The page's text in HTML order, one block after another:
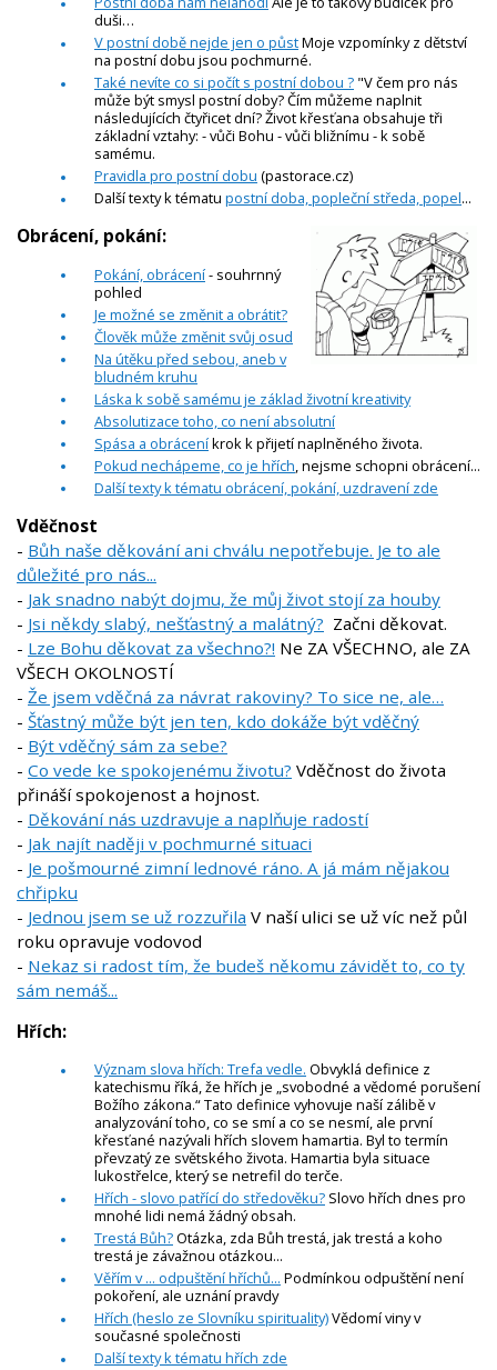
duši…
V postní době nejde jen o půstMoje vzpomínky z dětství
na postní dobu jsou pochmurné.
Také nevíte co si počít s postní dobou ? "V čem pro nás
může být smysl postní doby? Čím můžeme naplnit
následujících čtyřicet dní? Život křesťana obsahuje tři
základní vztahy: - vůči Bohu - vůči bližnímu - k sobě
samému.
Pravidla pro postní dobu (pastorace.cz)
Další texty k tématu postní doba, popleční středa, popel...
Obrácení, pokání:
Pokání, obrácení- souhrnný
pohled
Je možné se změnit a obrátit?
Člověk může změnit svůj osud
Na útěku před sebou, aneb v
bludném kruhu
Láska k sobě samému je základ životní kreativity
Absolutizace toho, co není absolutní
Spása a obráceníkrok k přijetí naplněného života.
Pokud nechápeme, co je hřích, nejsme schopni obrácení...
Další texty k tématu obrácení, pokání, uzdravení zde
Vděčnost
- Bůh naše děkování ani chválu nepotřebuje. Je to ale
důležité pro nás...
- Jak snadno nabýt dojmu, že můj život stojí za houby
- Jsi někdy slabý, nešťastný a malátný? Začni děkovat.
- Lze Bohu děkovat za všechno?! Ne ZA VŠECHNO, ale ZA
VŠECH OKOLNOSTÍ
- Že jsem vděčná za návrat rakoviny? To sice ne, ale…
- Šťastný může být jen ten, kdo dokáže být vděčný
- Být vděčný sám za sebe?
- Co vede ke spokojenému životu? Vděčnost do života
přináší spokojenost a hojnost.
- Děkování nás uzdravuje a naplňuje radostí
- Jak najít naději v pochmurné situaci
- Je pošmourné zimní lednové ráno. A já mám nějakou
chřipku
- Jednou jsem se už rozzuřila V naší ulici se už víc než půl
roku opravuje vodovod
- Nekaz si radost tím, že budeš někomu závidět to, co ty
sám nemáš...
Hřích:
Význam slova hřích: Trefa vedle. Obvyklá definice z
katechismu říká, že hřích je „svobodné a vědomé porušení
Božího zákona.“ Tato definice vyhovuje naší zálibě v
analyzování toho, co se smí a co se nesmí, ale první
křesťané nazývali hřích slovem hamartia. Byl to termín
převzatý ze světského života. Hamartia byla situace
lukostřelce, který se netrefil do terče.
Hřích - slovo patřící do středověku? Slovo hřích dnes pro
mnohé lidi nemá žádný obsah.
Trestá Bůh?Otázka, zda Bůh trestá, jak trestá a koho
trestá je závažnou otázkou...
Věřím v ... odpuštění hříchů... Podmínkou odpuštění není
pokoření, ale uznání pravdy
Hřích (heslo ze Slovníku spirituality)Vědomí viny v
současné společnosti
Další texty k tématu hřích zde